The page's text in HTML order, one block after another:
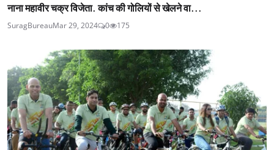
नाना महावीर चक्र विजेता. कांच की गोलियों से खेलने वा...
SuragBureauMar 29, 2024 0 175